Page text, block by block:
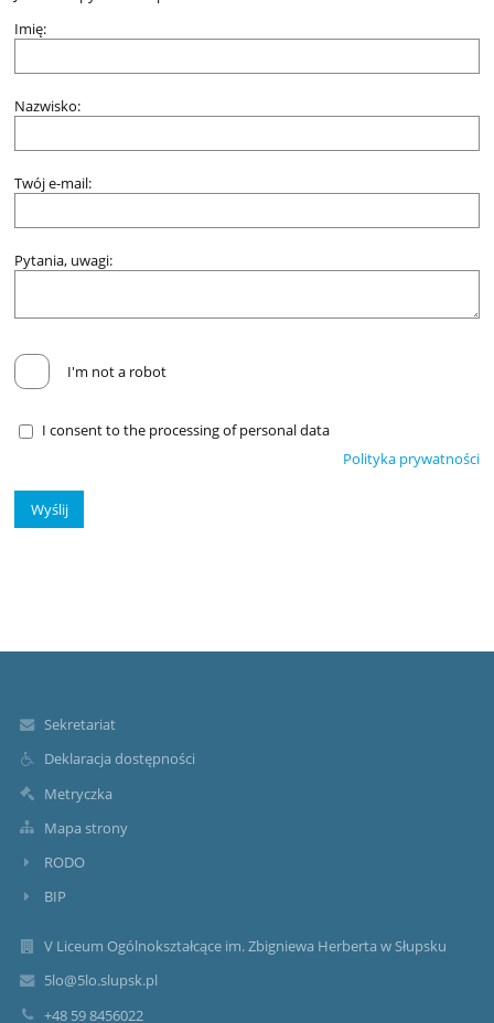
Imię:
Nazwisko:
Twój e-mail:
Pytania, uwagi:
I'm not a robot
I consent to the processing of personal data
Polityka prywatności
Sekretariat
Deklaracja dostępności
Metryczka
Mapa strony
RODO
BIP
V Liceum Ogólnokształcące im. Zbigniewa Herberta w Słupsku
5lo@5lo.slupsk.pl
+48 59 8456022